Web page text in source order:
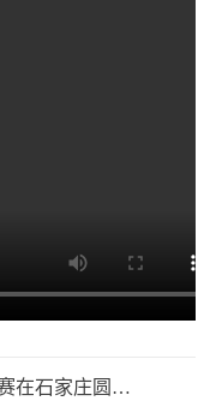
上一篇：“海悦杯”河北省曳步舞大赛在石家庄圆满举行